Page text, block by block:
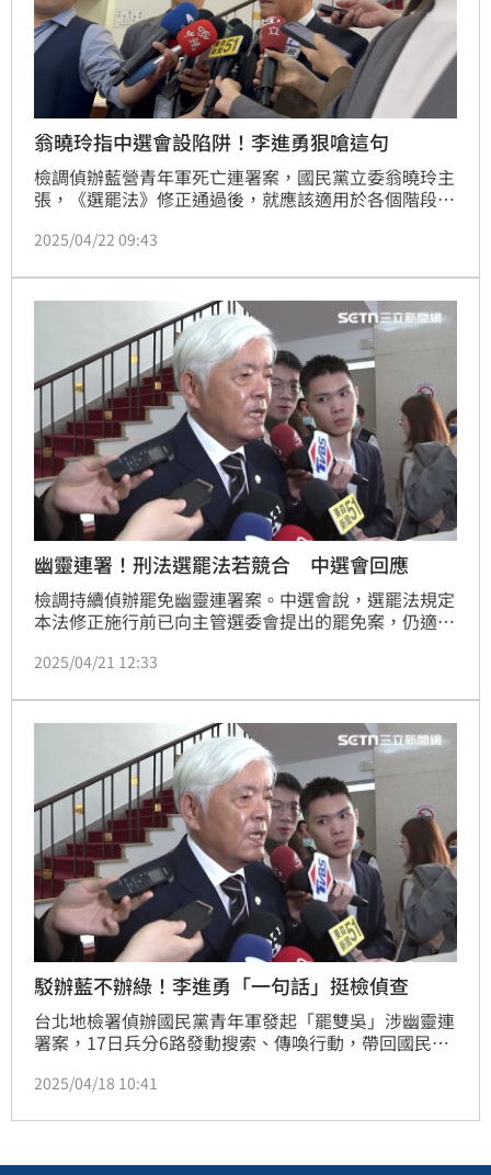
翁曉玲指中選會設陷阱！李進勇狠嗆這句
檢調偵辦藍營青年軍死亡連署案，國民黨立委翁曉玲主
張，《選罷法》修正通過後，就應該適用於各個階段的
誤的法律，形同故意設下陷阱。對此，中選會主委李進
不可能分段適用新舊法，更反嗆「如果有陷阱的話，那
也是立法機關設的。中選會依法行政，絕對不會引人入
2025/04/22 09:43
幽靈連署！刑法選罷法若競合 中選會回應
檢調持續偵辦罷免幽靈連署案。中選會說，選罷法規定
本法修正施行前已向主管選委會提出的罷免案，仍適用
題，涉及刑事責任認定部分由司法機關依法辦理。
2025/04/21 12:33
駁辦藍不辦綠！李進勇「一句話」挺檢偵查
台北地檢署偵辦國民黨青年軍發起「罷雙吳」涉幽靈連
署案，17日兵分6路發動搜索、傳喚行動，帶回國民黨
黃呂錦茹、國民黨台北市黨部書記長初文卿、總幹事姚
民黨主席朱立倫下令夜衝北檢質疑辦藍不辦綠。對此，
2025/04/18 10:41